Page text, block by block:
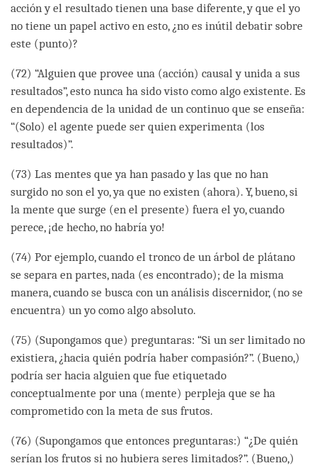
acción y el resultado tienen una base diferente, y que el yo
no tiene un papel activo en esto, ¿no es inútil debatir sobre
este (punto)?
(72) “Alguien que provee una (acción) causal y unida a sus
resultados”, esto nunca ha sido visto como algo existente. Es
en dependencia de la unidad de un continuo que se enseña:
“(Solo) el agente puede ser quien experimenta (los
resultados)”.
(73) Las mentes que ya han pasado y las que no han
surgido no son el yo, ya que no existen (ahora). Y, bueno, si
la mente que surge (en el presente) fuera el yo, cuando
perece, ¡de hecho, no habría yo!
(74) Por ejemplo, cuando el tronco de un árbol de plátano
se separa en partes, nada (es encontrado); de la misma
manera, cuando se busca con un análisis discernidor, (no se
encuentra) un yo como algo absoluto.
(75) (Supongamos que) preguntaras: “Si un ser limitado no
existiera, ¿hacia quién podría haber compasión?”. (Bueno,)
podría ser hacia alguien que fue etiquetado
conceptualmente por una (mente) perpleja que se ha
comprometido con la meta de sus frutos.
(76) (Supongamos que entonces preguntaras:) “¿De quién
serían los frutos si no hubiera seres limitados?”. (Bueno,)